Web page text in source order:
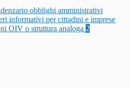
obblighi amministrativi
informativi per cittadini e imprese
OIV o struttura analoga 2